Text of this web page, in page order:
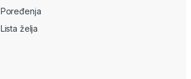
Poređenja
Lista želja